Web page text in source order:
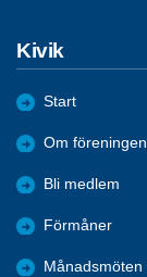
Kivik
Start
Om föreningen
Bli medlem
Förmåner
Månadsmöten